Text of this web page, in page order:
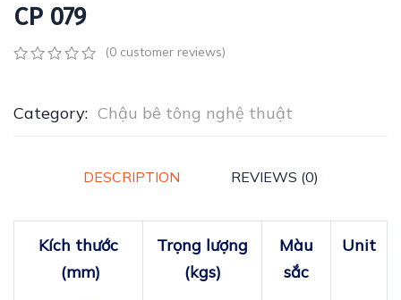
CP 079
of
based
(0 customer reviews)
Category: Chậu bê tông nghệ thuật
DESCRIPTION REVIEWS (0)
Kí​ch thước​
(mm)
Trọ​ng lượ​ng
(kgs)
Mà​u
sắc
Unit